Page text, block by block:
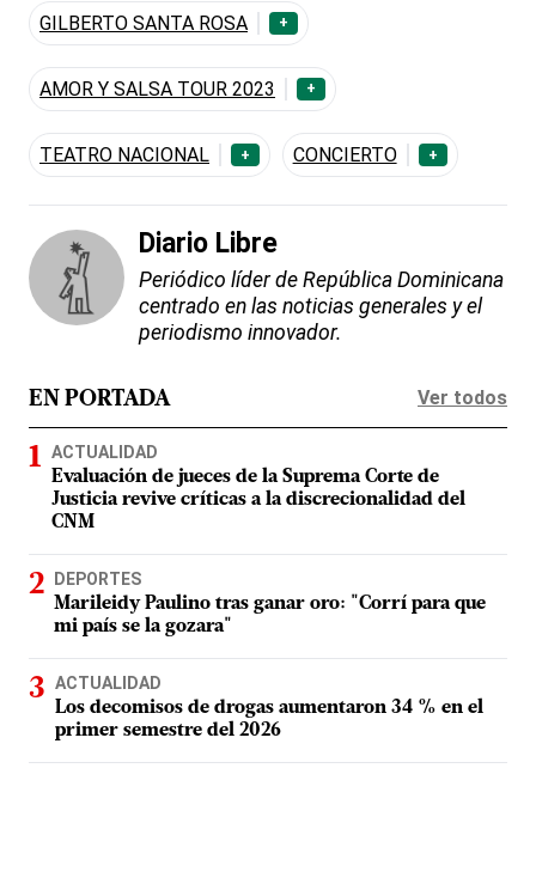
GILBERTO SANTA ROSA +
AMOR Y SALSA TOUR 2023 +
TEATRO NACIONAL + CONCIERTO +
Diario Libre
Periódico líder de República Dominicana
centrado en las noticias generales y el
periodismo innovador.
EN PORTADA Ver todos
ACTUALIDAD
Evaluación de jueces de la Suprema Corte de
Justicia revive críticas a la discrecionalidad del
CNM
DEPORTES
Marileidy Paulino tras ganar oro: "Corrí para que
mi país se la gozara"
ACTUALIDAD
Los decomisos de drogas aumentaron 34 % en el
primer semestre del 2026